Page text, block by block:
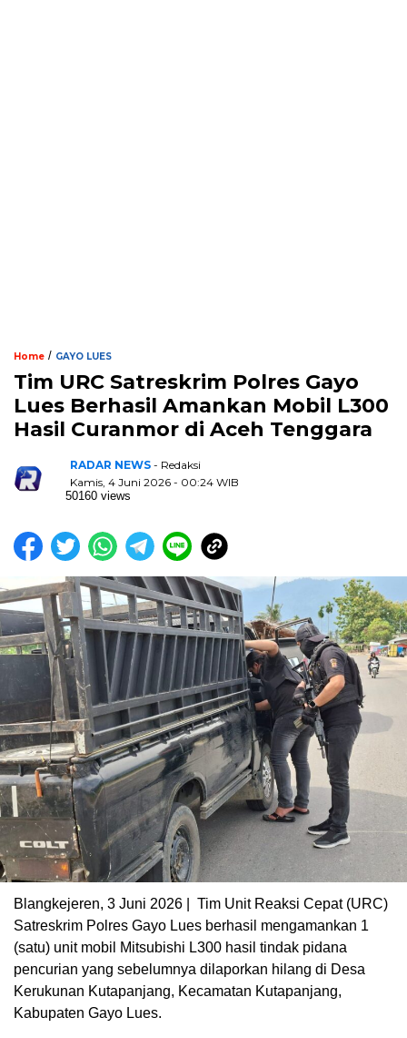
Home / GAYO LUES
Tim URC Satreskrim Polres Gayo
Lues Berhasil Amankan Mobil L300
Hasil Curanmor di Aceh Tenggara
RADAR NEWS - Redaksi
Kamis, 4 Juni 2026 - 00:24 WIB
50160 views
Blangkejeren, 3 Juni 2026 | Tim Unit Reaksi Cepat (URC)
Satreskrim Polres Gayo Lues berhasil mengamankan 1
(satu) unit mobil Mitsubishi L300 hasil tindak pidana
pencurian yang sebelumnya dilaporkan hilang di Desa
Kerukunan Kutapanjang, Kecamatan Kutapanjang,
Kabupaten Gayo Lues.